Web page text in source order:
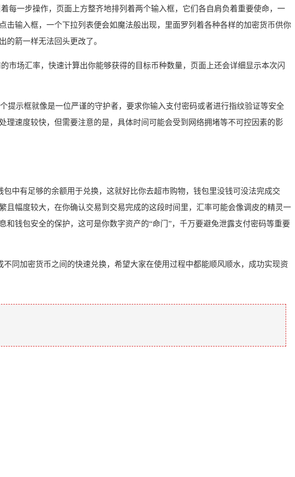
每一步操作，页面上方整齐地排列着两个输入框，它们各自肩负着重要使命，一
输入框，一个下拉列表便会如魔法般出现，里面罗列着各种各样的加密货币供你
的箭一样无法回头更改了。
市场汇率，快速计算出你能够获得的目标币种数量，页面上还会详细显示本次闪
提示框就像是一位严谨的守护者，要求你输入支付密码或者进行指纹验证等安全
速度较快，但需要注意的是，具体时间可能会受到网络拥堵等不可控因素的影
中有足够的余额用于兑换，这就好比你去超市购物，钱包里没钱可没法完成交
幅度较大，在你确认交易到交易完成的这段时间里，汇率可能会像调皮的精灵一
钱包安全的保护，这可是你数字资产的“命门”，千万要避免泄露支付密码等重要
同加密货币之间的快速兑换，希望大家在使用过程中都能顺风顺水，成功实现资